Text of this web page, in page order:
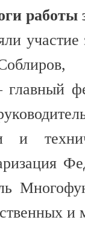
работы
участие
и